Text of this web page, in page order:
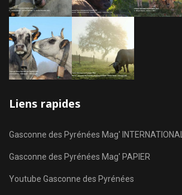
Liens rapides
Gasconne des Pyrénées Mag' INTERNATIONAL
Gasconne des Pyrénées Mag' PAPIER
Youtube Gasconne des Pyrénées